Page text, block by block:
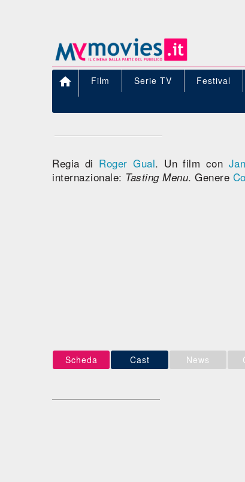
 Film Serie TV Festival
Regia di Roger Gual. Un film con
internazionale: Tasting Menu. Genere
Scheda Cast News